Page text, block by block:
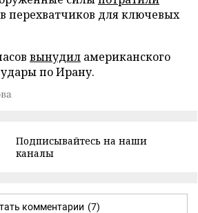
перехватчиков для ключевых
вынудил американского
по Ирану.
Подписывайтесь на наши
каналы
комментарии (7)